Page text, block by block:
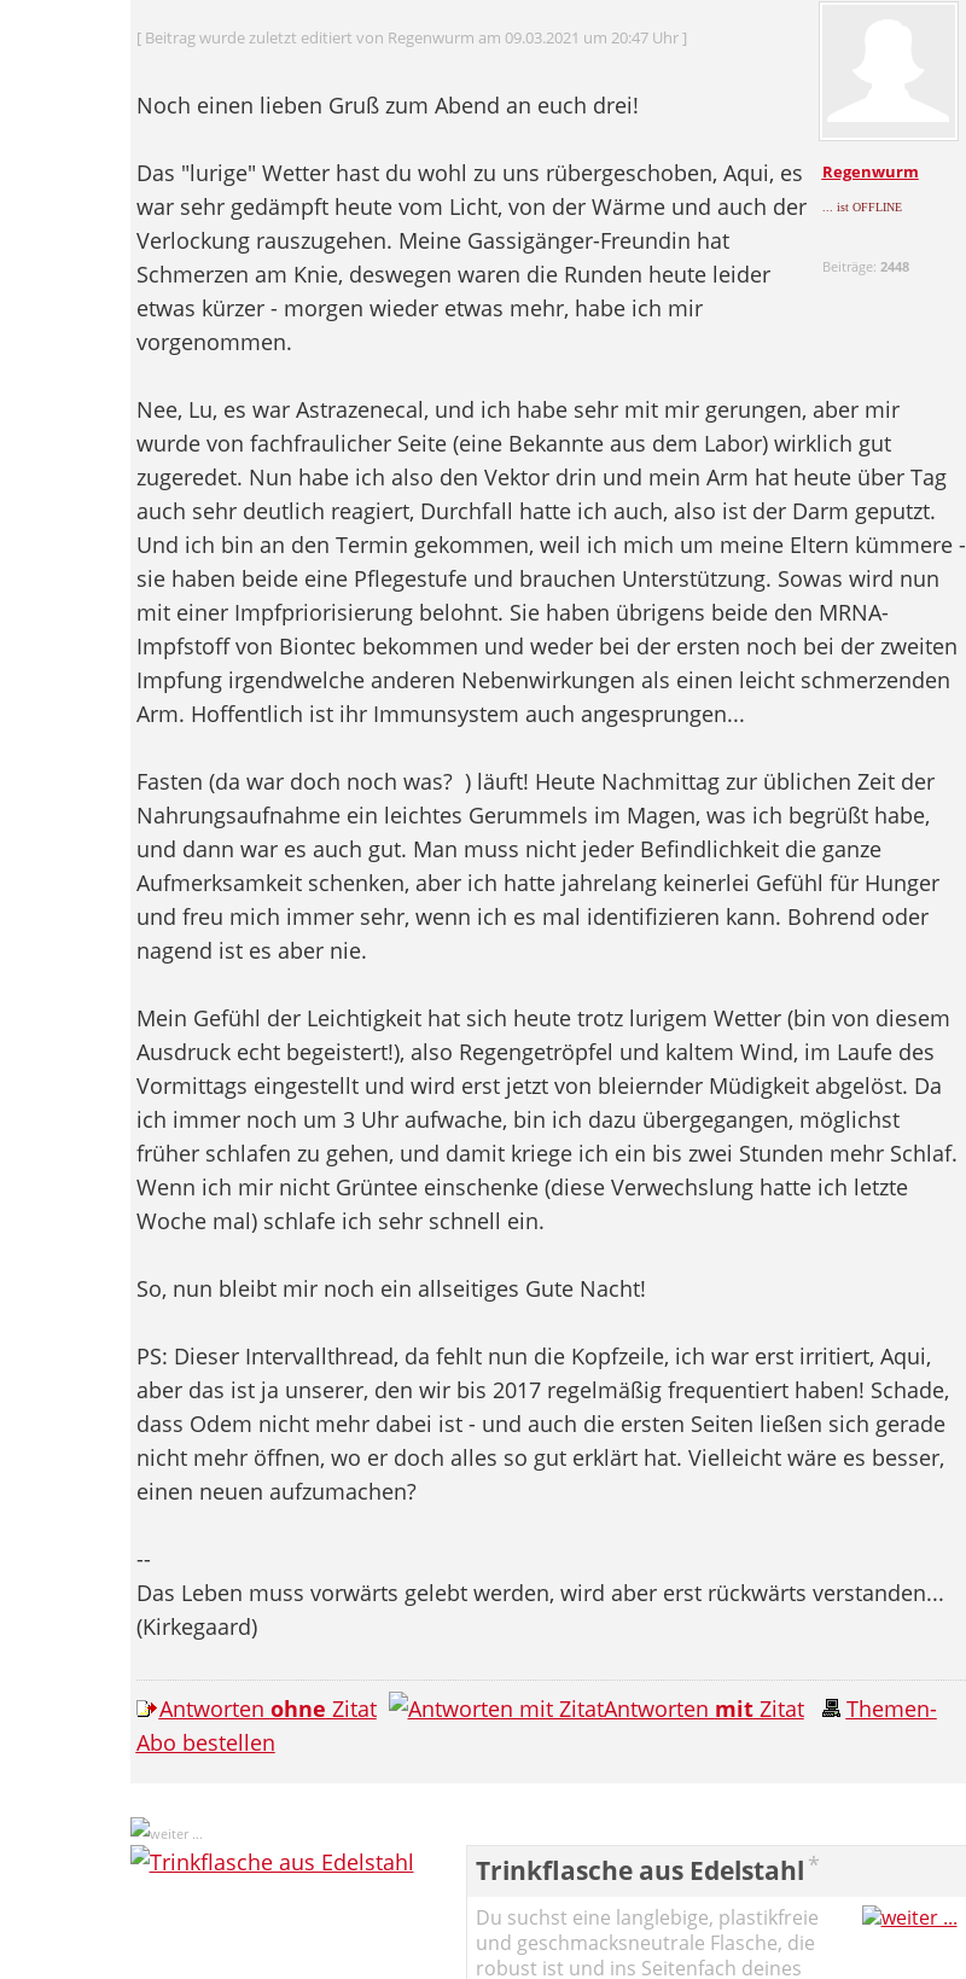
Regenwurm
... ist OFFLINE
Beiträge: 2448
[ Beitrag wurde zuletzt editiert von Regenwurm am 09.03.2021 um 20:47 Uhr ]
Noch einen lieben Gruß zum Abend an euch drei!
Das "lurige" Wetter hast du wohl zu uns rübergeschoben, Aqui, es
war sehr gedämpft heute vom Licht, von der Wärme und auch der
Verlockung rauszugehen. Meine Gassigänger-Freundin hat
Schmerzen am Knie, deswegen waren die Runden heute leider
etwas kürzer - morgen wieder etwas mehr, habe ich mir
vorgenommen.
Nee, Lu, es war Astrazenecal, und ich habe sehr mit mir gerungen, aber mir
wurde von fachfraulicher Seite (eine Bekannte aus dem Labor) wirklich gut
zugeredet. Nun habe ich also den Vektor drin und mein Arm hat heute über Tag
auch sehr deutlich reagiert, Durchfall hatte ich auch, also ist der Darm geputzt.
Und ich bin an den Termin gekommen, weil ich mich um meine Eltern kümmere -
sie haben beide eine Pflegestufe und brauchen Unterstützung. Sowas wird nun
mit einer Impfpriorisierung belohnt. Sie haben übrigens beide den MRNA-
Impfstoff von Biontec bekommen und weder bei der ersten noch bei der zweiten
Impfung irgendwelche anderen Nebenwirkungen als einen leicht schmerzenden
Arm. Hoffentlich ist ihr Immunsystem auch angesprungen...
Fasten (da war doch noch was? ) läuft! Heute Nachmittag zur üblichen Zeit der
Nahrungsaufnahme ein leichtes Gerummels im Magen, was ich begrüßt habe,
und dann war es auch gut. Man muss nicht jeder Befindlichkeit die ganze
Aufmerksamkeit schenken, aber ich hatte jahrelang keinerlei Gefühl für Hunger
und freu mich immer sehr, wenn ich es mal identifizieren kann. Bohrend oder
nagend ist es aber nie.
Mein Gefühl der Leichtigkeit hat sich heute trotz lurigem Wetter (bin von diesem
Ausdruck echt begeistert!), also Regengetröpfel und kaltem Wind, im Laufe des
Vormittags eingestellt und wird erst jetzt von bleiernder Müdigkeit abgelöst. Da
ich immer noch um 3 Uhr aufwache, bin ich dazu übergegangen, möglichst
früher schlafen zu gehen, und damit kriege ich ein bis zwei Stunden mehr Schlaf.
Wenn ich mir nicht Grüntee einschenke (diese Verwechslung hatte ich letzte
Woche mal) schlafe ich sehr schnell ein.
So, nun bleibt mir noch ein allseitiges Gute Nacht!
PS: Dieser Intervallthread, da fehlt nun die Kopfzeile, ich war erst irritiert, Aqui,
aber das ist ja unserer, den wir bis 2017 regelmäßig frequentiert haben! Schade,
dass Odem nicht mehr dabei ist - und auch die ersten Seiten ließen sich gerade
nicht mehr öffnen, wo er doch alles so gut erklärt hat. Vielleicht wäre es besser,
einen neuen aufzumachen?
--
Das Leben muss vorwärts gelebt werden, wird aber erst rückwärts verstanden...
(Kirkegaard)
Antworten ohne Zitat Antworten mitZitat
Themen-
Abo bestellen
Trinkflasche aus Edelstahl *
Du suchst eine langlebige, plastikfreie
und geschmacksneutrale Flasche, die
robust ist und ins Seitenfach deines